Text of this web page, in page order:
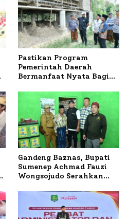
Pastikan Program
Pemerintah Daerah
Bermanfaat Nyata Bagi
Sumenep Tinjau Langsung
Budidaya Lele dan Ayam
Petelur di Desa Bataal
Timur
Gandeng Baznas, Bupati
Sumenep Achmad Fauzi
Wongsojudo Serahkan
Dua Kecamatan